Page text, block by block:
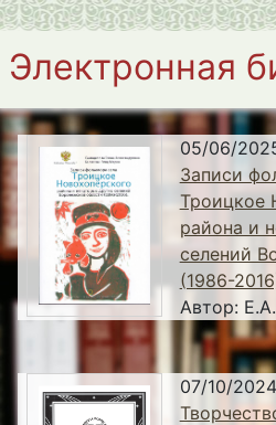
Электронная
05/06/
Записи
Троицкое
района и
селений
(1986-
Автор:
07/10/2024